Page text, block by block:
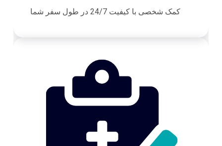
کمک شخصی با کیفیت 24/7 در طول سفر شما